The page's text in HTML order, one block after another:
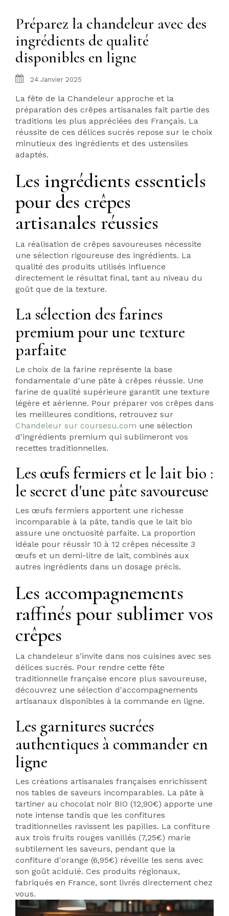
Préparez la chandeleur avec des
ingrédients de qualité
disponibles en ligne
24 Janvier 2025
La fête de la Chandeleur approche et la
préparation des crêpes artisanales fait partie des
traditions les plus appréciées des Français. La
réussite de ces délices sucrés repose sur le choix
minutieux des ingrédients et des ustensiles
adaptés.
Les ingrédients essentiels
pour des crêpes
artisanales réussies
La réalisation de crêpes savoureuses nécessite
une sélection rigoureuse des ingrédients. La
qualité des produits utilisés influence
directement le résultat final, tant au niveau du
goût que de la texture.
La sélection des farines
premium pour une texture
parfaite
Le choix de la farine représente la base
fondamentale d'une pâte à crêpes réussie. Une
farine de qualité supérieure garantit une texture
légère et aérienne. Pour préparer vos crêpes dans
les meilleures conditions, retrouvez sur
Chandeleur sur coursesu.com une sélection
d'ingrédients premium qui sublimeront vos
recettes traditionnelles.
Les œufs fermiers et le lait bio :
le secret d'une pâte savoureuse
Les œufs fermiers apportent une richesse
incomparable à la pâte, tandis que le lait bio
assure une onctuosité parfaite. La proportion
idéale pour réussir 10 à 12 crêpes nécessite 3
œufs et un demi-litre de lait, combinés aux
autres ingrédients dans un dosage précis.
Les accompagnements
raffinés pour sublimer vos
crêpes
La chandeleur s'invite dans nos cuisines avec ses
délices sucrés. Pour rendre cette fête
traditionnelle française encore plus savoureuse,
découvrez une sélection d'accompagnements
artisanaux disponibles à la commande en ligne.
Les garnitures sucrées
authentiques à commander en
ligne
Les créations artisanales françaises enrichissent
nos tables de saveurs incomparables. La pâte à
tartiner au chocolat noir BIO (12,90€) apporte une
note intense tandis que les confitures
traditionnelles ravissent les papilles. La confiture
aux trois fruits rouges vanillés (7,25€) marie
subtilement les saveurs, pendant que la
confiture d'orange (6,95€) réveille les sens avec
son goût acidulé. Ces produits régionaux,
fabriqués en France, sont livrés directement chez
vous.